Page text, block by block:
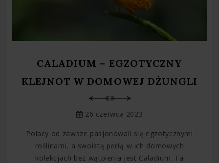
CALADIUM – EGZOTYCZNY
KLEJNOT W DOMOWEJ DŻUNGLI
26 czerwca 2023
Polacy od zawsze pasjonowali się egzotycznymi
roślinami, a swoistą perłą w ich domowych
kolekcjach bez wątpienia jest Caladium. Ta